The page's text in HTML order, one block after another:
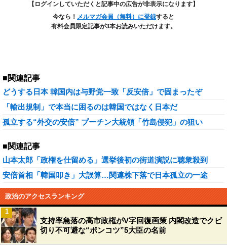
【ログインしていただくと記事中の広告が非表示になります】
今なら！ メルマガ会員（無料）に登録すると
有料会員限定記事が3本お読みいただけます。
■関連記事
どうする日本 韓国内は与野党一致「反安倍」で固まったぞ
「輸出規制」で本当に困るのは韓国ではなく日本だ
孤立する“外交の安倍” プーチン大統領「竹島侵犯」の狙い
■関連記事
山本太郎「政権を仕留める」選挙後初の街道演説に聴衆殺到
安倍首相「韓国叩き」大誤算…関連株下落で日本孤立の一途
政治のアクセスランキング
支持率急落の高市政権がV字回復画策 内閣改造でクビ
切り不可避な“ポンコツ”5大臣の名前
1